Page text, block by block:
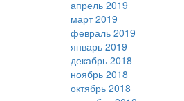
апрель 2019
март 2019
февраль 2019
январь 2019
декабрь 2018
ноябрь 2018
октябрь 2018